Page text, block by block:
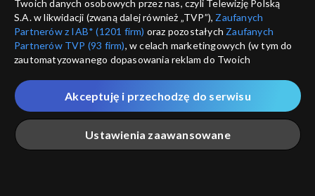
Tygodnik kulturalny
Tygodnik kulturalny
Twoich danych osobowych przez nas, czyli Telewizję Polską
S.A. w likwidacji (zwaną dalej również „TVP”), Zaufanych
Partnerów z IAB* (1201 firm) oraz pozostałych Zaufanych
Partnerów TVP (93 firm), w celach marketingowych (w tym do
zautomatyzowanego dopasowania reklam do Twoich
które wskazujemy poniżej, a także zgody na udostępnianie
przez nas identyfikatora PPID do Google.
Twoje dane osobowe zbierane podczas odwiedzania przez
Ciebie naszych
poszczególnych serwisówzwanych dalej
„Portalem”, w tym informacje zapisywane za pomocą
Ustawienia zaawansowane
Akceptuję i przechodzę do serwisu